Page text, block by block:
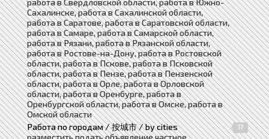
Сахалинске, работа в Сахалинской области,
работа в Саратове, работа в Саратовской области,
работа в Самаре, работа в Самарской области,
работа в Рязани, работа в Рязанской области,
работа в Ростове-на-Дону, работа в Ростовской
области, работа в Пскове, работа в Псковской
области, работа в Пензе, работа в Пензенской
области, работа в Орле, работа в Орловской
области, работа в Оренбурге, работа в
Оренбургской области, работа в Омске, работа в
Омской области
Работа по городам / 按城市 / by cities
17
разместить подать объявление частное